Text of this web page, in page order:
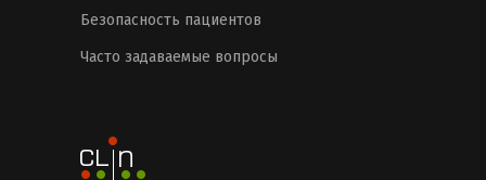
Безопасность пациентов
Часто задаваемые вопросы